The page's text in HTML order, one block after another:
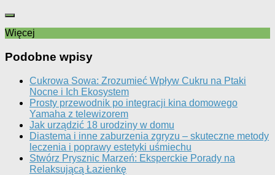
Więcej
Podobne wpisy
Cukrowa Sowa: Zrozumieć Wpływ Cukru na Ptaki
Nocne i Ich Ekosystem
Prosty przewodnik po integracji kina domowego
Yamaha z telewizorem
Jak urządzić 18 urodziny w domu
Diastema i inne zaburzenia zgryzu – skuteczne metody
leczenia i poprawy estetyki uśmiechu
Stwórz Prysznic Marzeń: Eksperckie Porady na
Relaksującą Łazienkę